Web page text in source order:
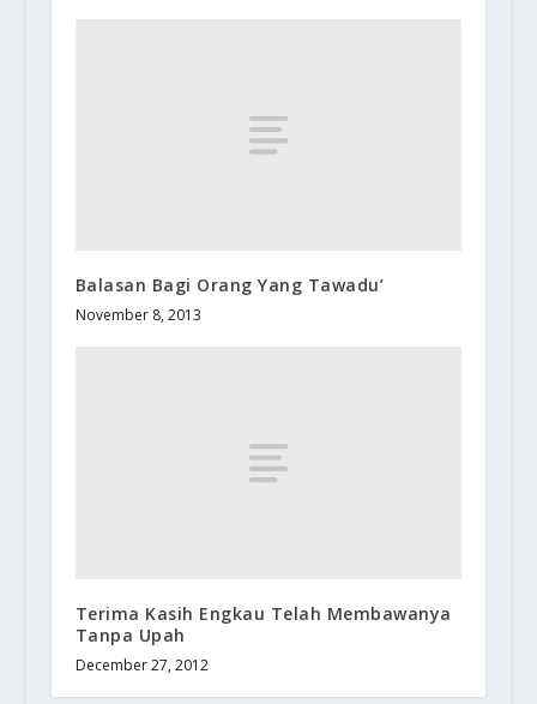
Balasan Bagi Orang Yang Tawadu’
November 8, 2013
Terima Kasih Engkau Telah Membawanya
Tanpa Upah
December 27, 2012